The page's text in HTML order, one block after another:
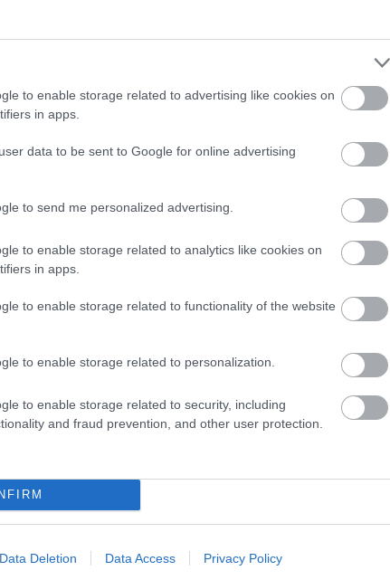
to enable storage related to advertising like cookies on
in apps.
data to be sent to Google for online advertising
to send me personalized advertising.
to enable storage related to analytics like cookies on
in apps.
to enable storage related to functionality of the website
to enable storage related to personalization.
to enable storage related to security, including
and fraud prevention, and other user protection.
Data Deletion Data Access Privacy Policy
jelentős különbség).
haladjunk is ebben a sorrendben.
2025
Tovább...
Feedek
RSS 2.0
Atom
Címkék
1993 ( 11)
1998 (14)
2006 (195
(378 2010
2020
( 199
117) 2024
75) 3 pont
169 6p (
(16) alves
árvay (39)